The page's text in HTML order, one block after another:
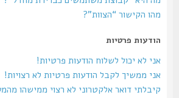
מהו הקישור “הצוות”?
הודעות פרטיות
אני לא יכול לשלוח הודעות פרטיות!
אני ממשיך לקבל הודעות פרטיות לא רצויות!
קיבלתי דואר אלקטרוני לא רצוי ממישהו